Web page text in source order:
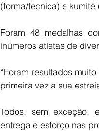
(forma/técnica) e kumité
Foram 48 medalhas
inúmeros atletas de
“Foram resultados
primeira vez a sua
Todos, sem exceção,
entrega e esforço nas